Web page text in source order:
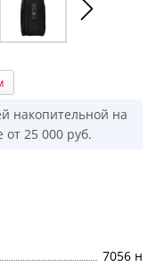
накопительной на
25 000 руб.
7056 н